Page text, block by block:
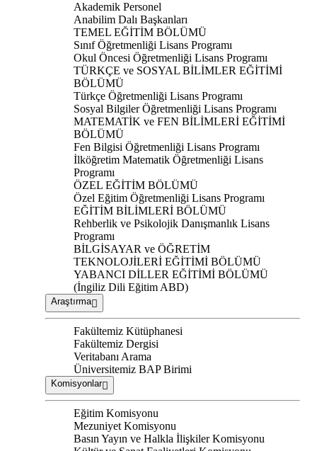
Akademik Personel
Anabilim Dalı Başkanları
TEMEL EĞİTİM BÖLÜMÜ
Sınıf Öğretmenliği Lisans Programı
Okul Öncesi Öğretmenliği Lisans Programı
TÜRKÇE ve SOSYAL BİLİMLER EĞİTİMİ
BÖLÜMÜ
Türkçe Öğretmenliği Lisans Programı
Sosyal Bilgiler Öğretmenliği Lisans Programı
MATEMATİK ve FEN BİLİMLERİ EĞİTİMİ
BÖLÜMÜ
Fen Bilgisi Öğretmenliği Lisans Programı
İlköğretim Matematik Öğretmenliği Lisans
Programı
ÖZEL EĞİTİM BÖLÜMÜ
Özel Eğitim Öğretmenliği Lisans Programı
EĞİTİM BİLİMLERİ BÖLÜMÜ
Rehberlik ve Psikolojik Danışmanlık Lisans
Programı
BİLGİSAYAR ve ÖĞRETİM
TEKNOLOJİLERİ EĞİTİMİ BÖLÜMÜ
YABANCI DİLLER EĞİTİMİ BÖLÜMÜ
(İngiliz Dili Eğitim ABD)
Araştırma
Fakültemiz Kütüphanesi
Fakültemiz Dergisi
Veritabanı Arama
Üniversitemiz BAP Birimi
Komisyonlar
Eğitim Komisyonu
Mezuniyet Komisyonu
Basın Yayın ve Halkla İlişkiler Komisyonu